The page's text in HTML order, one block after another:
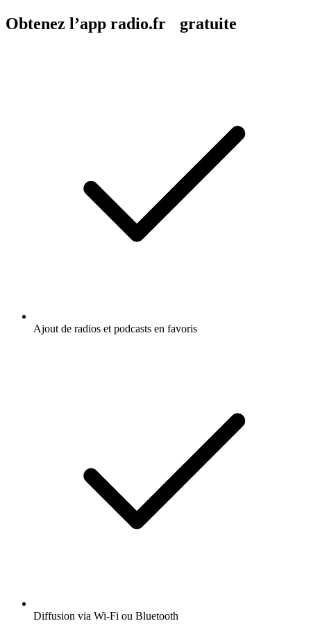
Obtenez l’app radio.fr gratuite
Ajout de radios et podcasts en favoris
Diffusion via Wi-Fi ou Bluetooth